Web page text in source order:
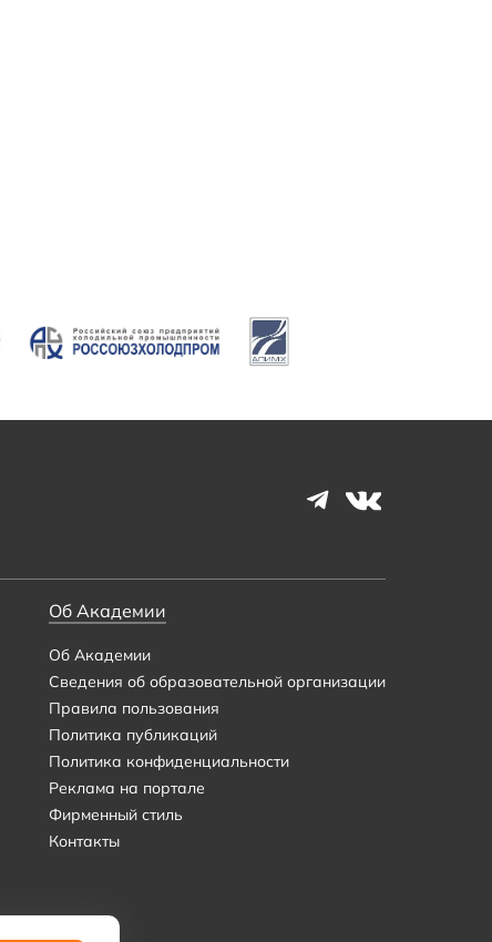
Об Академии
Об Академии
Сведения об образовательной организации
Правила пользования
Политика публикаций
Политика конфиденциальности
Реклама на портале
Фирменный стиль
Контакты